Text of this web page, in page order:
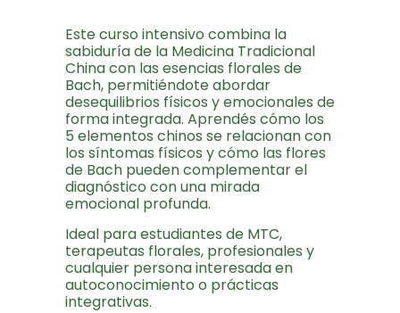
Este curso intensivo combina la
sabiduría de la Medicina Tradicional
China con las esencias florales de
Bach, permitiéndote abordar
desequilibrios físicos y emocionales de
forma integrada. Aprendés cómo los
5 elementos chinos se relacionan con
los síntomas físicos y cómo las flores
de Bach pueden complementar el
diagnóstico con una mirada
emocional profunda.
Ideal para estudiantes de MTC,
terapeutas florales, profesionales y
cualquier persona interesada en
autoconocimiento o prácticas
integrativas.